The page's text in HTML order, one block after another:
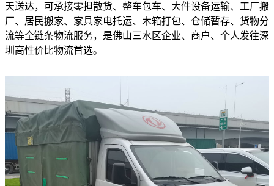
天送达，可承接零担散货、整车包车、大件设备运输、工厂搬
厂、居民搬家、家具家电托运、木箱打包、仓储暂存、货物分
流等全链条物流服务，是佛山三水区企业、商户、个人发往深
圳高性价比物流首选。